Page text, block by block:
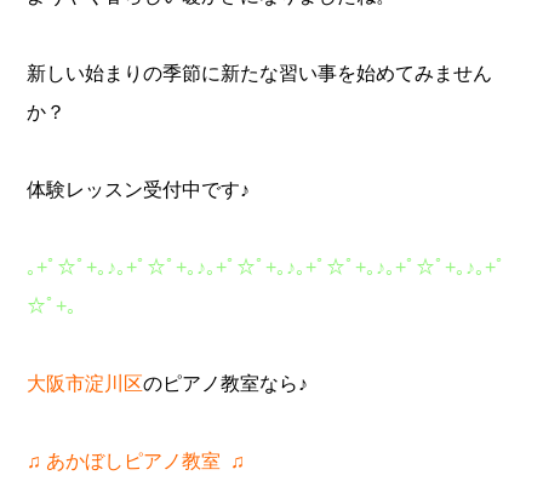
新しい始まりの季節に新たな習い事を始めてみません
か？
体験レッスン受付中です♪
｡+ﾟ☆ﾟ+｡ ♪｡+ﾟ☆ﾟ+｡ ♪｡+ﾟ☆ﾟ+｡ ♪｡+ﾟ☆ﾟ+｡ ♪｡+ﾟ☆ﾟ+｡ ♪｡+ﾟ
☆ﾟ+｡
大阪市淀川区のピアノ教室なら♪
♫ あかぼしピアノ教室 ♫